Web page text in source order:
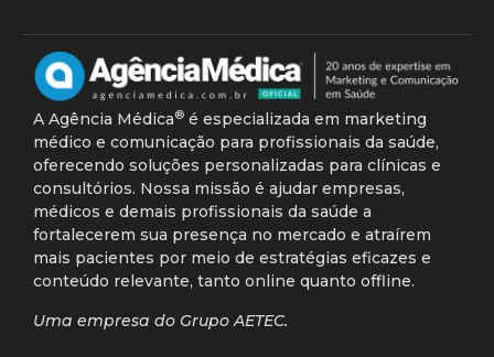
A Agência Médica® é especializada em marketing
médico e comunicação para profissionais da saúde,
oferecendo soluções personalizadas para clínicas e
consultórios. Nossa missão é ajudar empresas,
médicos e demais profissionais da saúde a
fortalecerem sua presença no mercado e atraírem
mais pacientes por meio de estratégias eficazes e
conteúdo relevante, tanto online quanto offline.
Uma empresa do Grupo AETEC.